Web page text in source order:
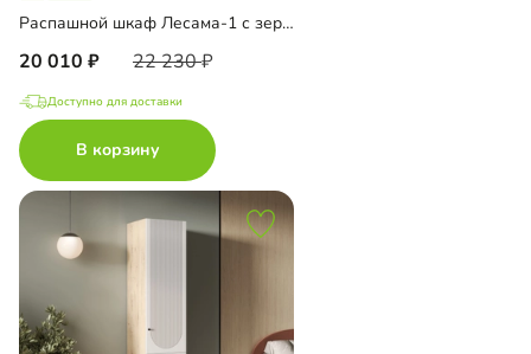
Распашной шкаф Лесама-1 с зеркалом
20 010 22 230
Доступно для доставки
В корзину